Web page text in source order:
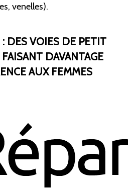
venelles).
: DES VOIES DE PETIT
DAVANTAGE
AUX FEMMES